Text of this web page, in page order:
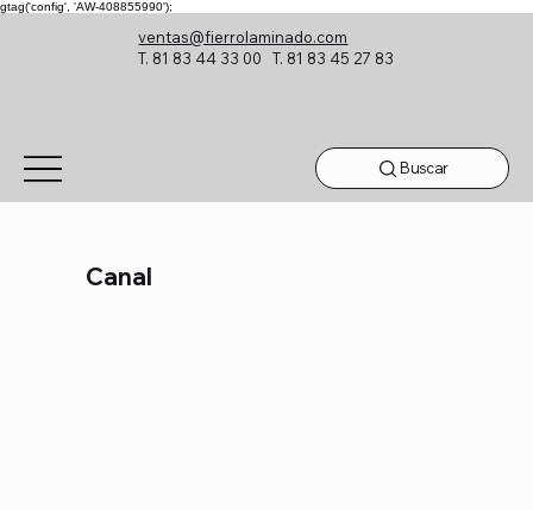
gtag('config', 'AW-408855990');
ventas@fierrolaminado.com
T. 81 83 44 33 00 T. 81 83 45 27 83
Buscar
Canal